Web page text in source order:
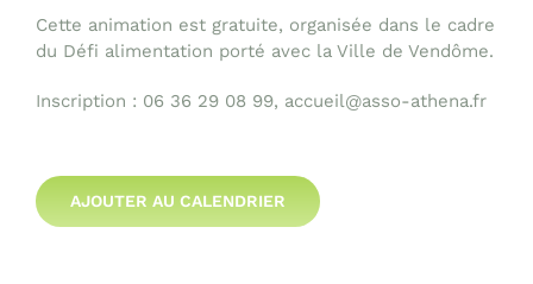
Cette animation est gratuite, organisée dans le cadre
du Défi alimentation porté avec la Ville de Vendôme.
Inscription : 06 36 29 08 99, accueil@asso-athena.fr
AJOUTER AU CALENDRIER